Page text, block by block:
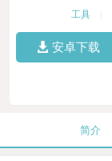
工具
安卓下载
简介